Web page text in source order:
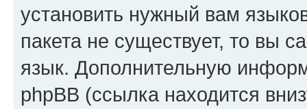
установить нужный вам
пакета не существует, то вы
язык. Дополнительную
phpBB (ссылка находится